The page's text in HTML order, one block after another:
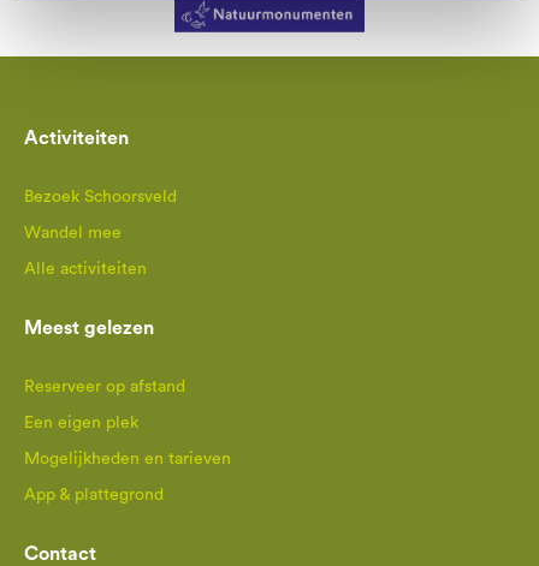
Activiteiten
Bezoek Schoorsveld
Wandel mee
Alle activiteiten
Meest gelezen
Reserveer op afstand
Een eigen plek
Mogelijkheden en tarieven
App & plattegrond
Contact